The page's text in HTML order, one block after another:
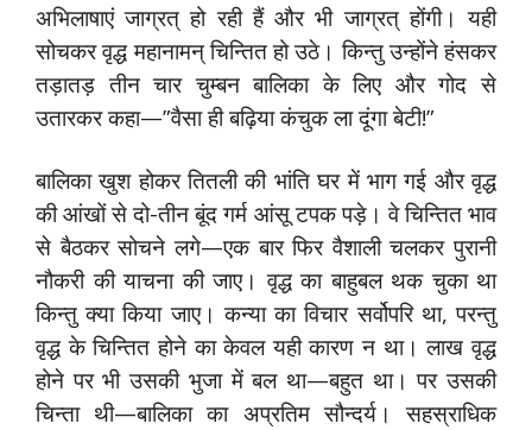
अभिलाषाएं जाग्रत् हो रही हैं और भी जाग्रत् होंगी। यही
सोचकर वृद्ध महानामन् चिन्तित हो उठे। किन्तु उन्होंने हंसकर
तड़ातड़ तीन चार चुम्बन बालिका के लिए और गोद से
उतारकर कहा—”वैसा ही बढ़िया कंचुक ला दूंगा बेटी!”
बालिका खुश होकर तितली की भांति घर में भाग गई और वृद्ध
की आंखों से दो-तीन बूंद गर्म आंसू टपक पड़े। वे चिन्तित भाव
से बैठकर सोचने लगे—एक बार फिर वैशाली चलकर पुरानी
नौकरी की याचना की जाए। वृद्ध का बाहुबल थक चुका था
किन्तु क्या किया जाए। कन्या का विचार सर्वोपरि था, परन्तु
वृद्ध के चिन्तित होने का केवल यही कारण न था। लाख वृद्ध
होने पर भी उसकी भुजा में बल था—बहुत था। पर उसकी
चिन्ता थी—बालिका का अप्रतिम सौन्दर्य। सहस्राधिक